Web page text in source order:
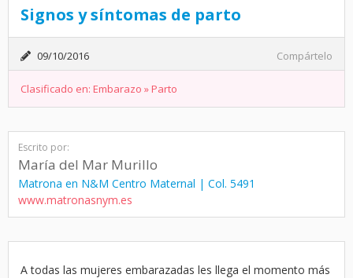
Signos y síntomas de parto
09/10/2016 Compártelo
Clasificado en: Embarazo »Parto
Escrito por:
María del Mar Murillo
Matrona en N&M Centro Maternal | Col. 5491
www.matronasnym.es
A todas las mujeres embarazadas les llega el momento más